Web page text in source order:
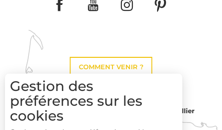
COMMENT VENIR ?
Montpellier
Gestion des
préférences sur les
cookies